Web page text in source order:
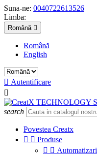
Suna-ne: 0040722613526
Limba:
Română 
Română
English
 Autentificare

search
Povestea Creatx
  Produse
  Automatizari